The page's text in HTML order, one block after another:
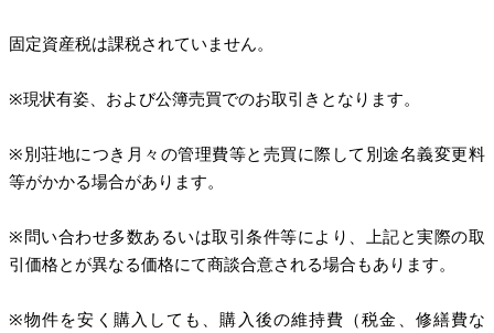
固定資産税は課税されていません。
※現状有姿、および公簿売買でのお取引きとなります。
※別荘地につき月々の管理費等と売買に際して別途名義変更料
等がかかる場合があります。
※問い合わせ多数あるいは取引条件等により、上記と実際の取
引価格とが異なる価格にて商談合意される場合もあります。
※物件を安く購入しても、購入後の維持費（税金、修繕費な